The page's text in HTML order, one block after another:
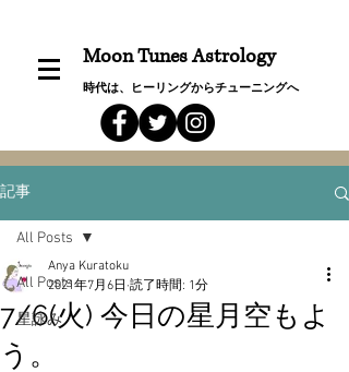
Moon Tunes Astrology
時代は、ヒーリングからチューニングへ
記事
All Posts
星詠み
All Posts
7/6(火) 今日の星月空もよ
う。
Anya Kuratoku
2021年7月6日 読了時間: 1分